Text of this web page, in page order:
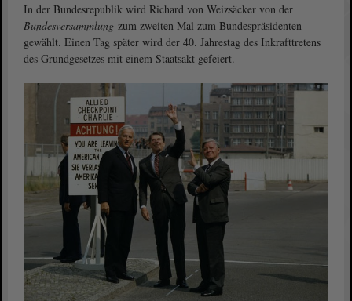
In der Bundesrepublik wird Richard von Weizsäcker von der
Bundesversammlung zum zweiten Mal zum Bundespräsidenten
gewählt. Einen Tag später wird der 40. Jahrestag des Inkrafttretens
des Grundgesetzes mit einem Staatsakt gefeiert.